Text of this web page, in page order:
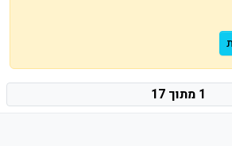
1 מתוך 17